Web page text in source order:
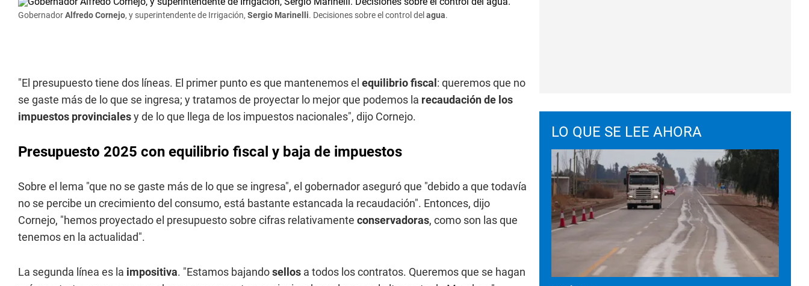
GobernadorAlfredo Cornejo, y superintendente de Irrigación, Sergio Marinelli. Decisiones sobre el control del agua.
"El presupuesto tiene dos líneas. El primer punto es que mantenemos el equilibrio fiscal : queremos que no
se gaste más de lo que se ingresa; y tratamos de proyectar lo mejor que podemos la recaudación de los
impuestos provincialesy de lo que llega de los impuestos nacionales", dijo Cornejo.
Presupuesto 2025 con equilibrio fiscal y baja de impuestos
Sobre el lema "que no se gaste más de lo que se ingresa", el gobernador aseguró que "debido a que todavía
no se percibe un crecimiento del consumo, está bastante estancada la recaudación". Entonces, dijo
Cornejo, "hemos proyectado el presupuesto sobre cifras relativamente conservadoras, como son las que
tenemos en la actualidad".
La segunda línea es la impositiva. "Estamos bajandosellos a todos los contratos. Queremos que se hagan
LO QUE SE LEE AHORA